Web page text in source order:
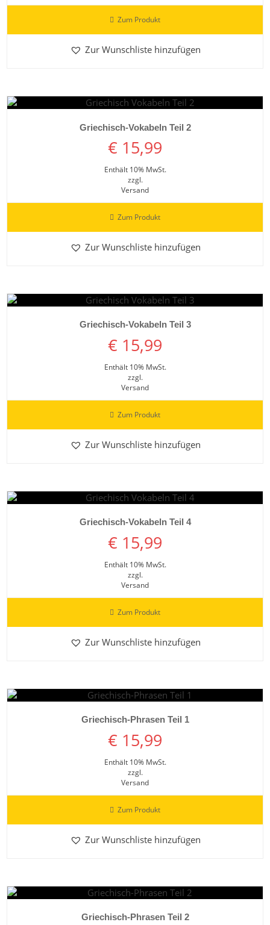
Zum Produkt
Zur Wunschliste hinzufügen
Details ansehen
Griechisch-Vokabeln Teil 2
€ 15,99
Enthält 10% MwSt.
zzgl.
Versand
Zum Produkt
Zur Wunschliste hinzufügen
Details ansehen
Griechisch-Vokabeln Teil 3
€ 15,99
Enthält 10% MwSt.
zzgl.
Versand
Zum Produkt
Zur Wunschliste hinzufügen
Details ansehen
Griechisch-Vokabeln Teil 4
€ 15,99
Enthält 10% MwSt.
zzgl.
Versand
Zum Produkt
Zur Wunschliste hinzufügen
Details ansehen
Griechisch-Phrasen Teil 1
€ 15,99
Enthält 10% MwSt.
zzgl.
Versand
Zum Produkt
Zur Wunschliste hinzufügen
Details ansehen
Griechisch-Phrasen Teil 2